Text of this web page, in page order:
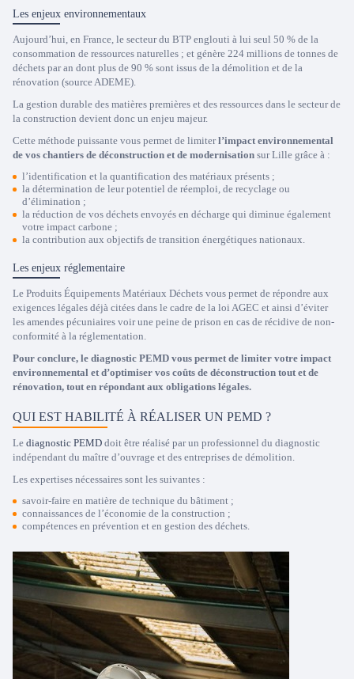
Les enjeux environnementaux
Aujourd’hui, en France, le secteur du BTP englouti à lui seul 50 % de la
consommation de ressources naturelles ; et génère 224 millions de tonnes de
déchets par an dont plus de 90 % sont issus de la démolition et de la
rénovation (source ADEME).
La gestion durable des matières premières et des ressources dans le secteur de
la construction devient donc un enjeu majeur.
Cette méthode puissante vous permet de limiterl’impact environnemental
de vos chantiers de déconstruction et de modernisation sur Lille grâce à :
l’identification et la quantification des matériaux présents ;
la détermination de leur potentiel de réemploi, de recyclage ou
d’élimination ;
la réduction de vos déchets envoyés en décharge qui diminue également
votre impact carbone ;
la contribution aux objectifs de transition énergétiques nationaux.
Les enjeux réglementaire
Le Produits Équipements Matériaux Déchets vous permet de répondre aux
exigences légales déjà citées dans le cadre de la loi AGEC et ainsi d’éviter
les amendes pécuniaires voir une peine de prison en cas de récidive de non-
conformité à la réglementation.
Pour conclure, le diagnostic PEMD vous permet de limiter votre impact
environnemental et d’optimiser vos coûts de déconstruction tout et de
rénovation, tout en répondant aux obligations légales.
QUI EST HABILITÉ À RÉALISER UN PEMD ?
Le diagnostic PEMD doit être réalisé par un professionnel du diagnostic
indépendant du maître d’ouvrage et des entreprises de démolition.
Les expertises nécessaires sont les suivantes :
savoir-faire en matière de technique du bâtiment ;
connaissances de l’économie de la construction ;
compétences en prévention et en gestion des déchets.